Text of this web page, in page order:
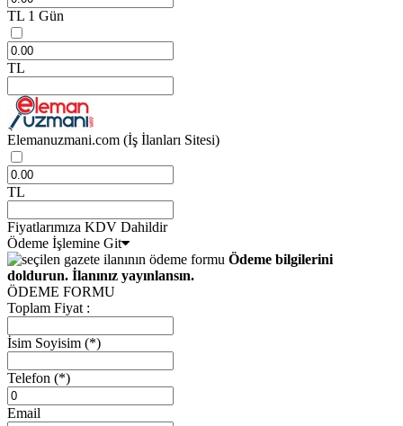
TL 1 Gün
TL
Elemanuzmani.com (İş İlanları Sitesi)
TL
Fiyatlarımıza KDV Dahildir
Ödeme İşlemine Git
Ödeme bilgilerini
doldurun. İlanınız yayınlansın.
ÖDEME FORMU
Toplam Fiyat :
İsim Soyisim (*)
Telefon (*)
Email